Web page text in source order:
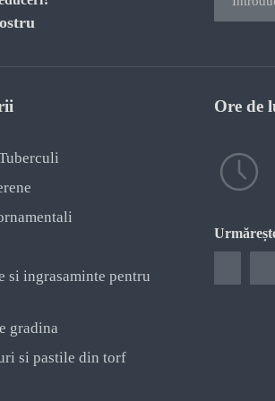
si ingrasaminte pentru
gradina
si pastile din torf
Ore de